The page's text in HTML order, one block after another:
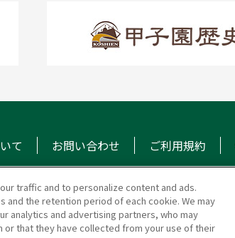
て お問い合わせ ご利用規約
ルマガジン
traffic and to personalize content and ads.
the retention period of each cookie. We may
analytics and advertising partners, who may
that they have collected from your use of their